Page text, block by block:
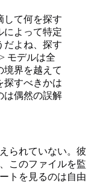
して何を探す
によって特定
だよね、探す
モデルは全
境界を越えて
探すべきかは
は偶然の誤解
られていない。彼
このファイルを監
トを見るのは自由